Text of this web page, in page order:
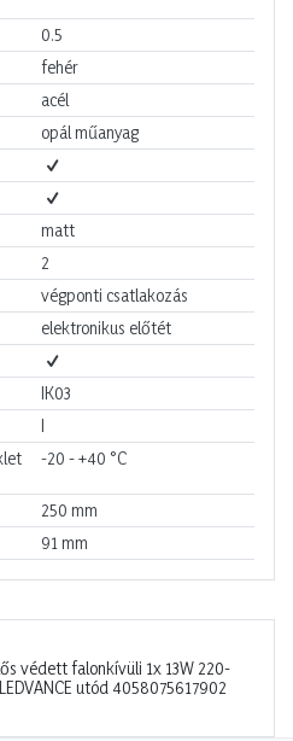
0.5
fehér
acél
opál műanyag
matt
2
végponti csatlakozás
elektronikus előtét
IK03
I
-20 - +40 °C
250 mm
91 mm
védett falonkívüli 1x 13W 220-
utód 4058075617902